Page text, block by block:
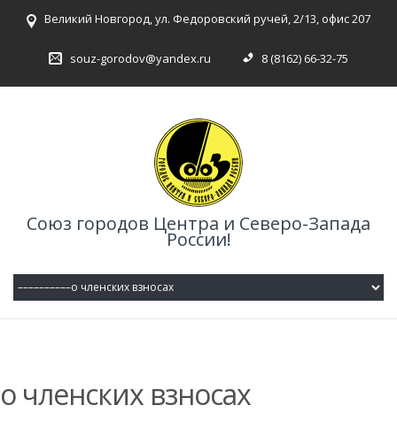
Великий Новгород, ул. Федоровский ручей, 2/13, офис 207
souz-gorodov@yandex.ru 8 (8162) 66-32-75
Союз городов Центра и Северо-Запада
России!
о членских взносах